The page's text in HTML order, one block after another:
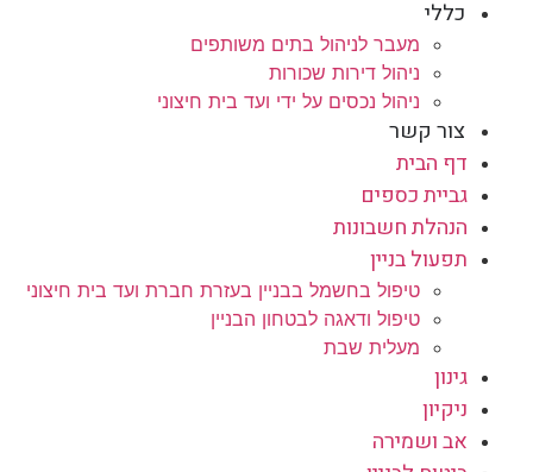
כללי
מעבר לניהול בתים משותפים
ניהול דירות שכורות
ניהול נכסים על ידי ועד בית חיצוני
צור קשר
דף הבית
גביית כספים
הנהלת חשבונות
תפעול בניין
טיפול בחשמל בבניין בעזרת חברת ועד בית חיצוני
טיפול ודאגה לבטחון הבניין
מעלית שבת
גינון
ניקיון
אב ושמירה